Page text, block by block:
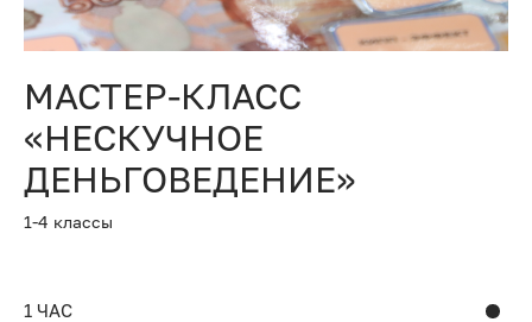
МАСТЕР-КЛАСС
«НЕСКУЧНОЕ
ДЕНЬГОВЕДЕНИЕ»
1-4 классы
1 ЧАС